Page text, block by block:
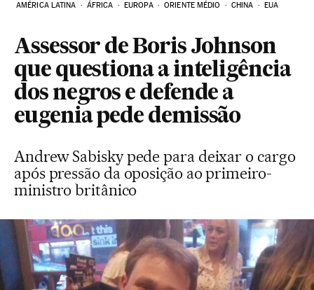
AMÉRICA LATINA ÁFRICA EUROPA ORIENTE MÉDIO CHINA EUA
Assessor de Boris Johnson
que questiona a inteligência
dos negros e defende a
eugenia pede demissão
Andrew Sabisky pede para deixar o cargo
após pressão da oposição ao primeiro-
ministro britânico